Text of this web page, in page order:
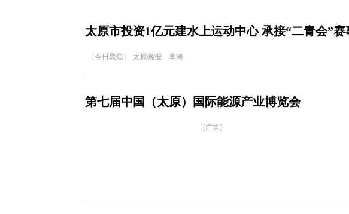
太原市投资1亿元建水上运动中心 承接“二青会”赛
[今日聚焦] 太原晚报 李涛
第七届中国（太原）国际能源产业博览会
[广告]